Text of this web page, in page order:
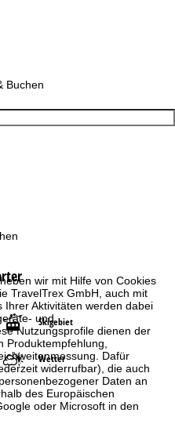
wir mit Hilfe von Cookies
TravelTrex GmbH, auch mit
Ihrer Aktivitäten werden dabei
und
Nutzungsprofile dienen der
Produktempfehlung,
Dafür
widerrufbar), die auch
Daten an
des Europäischen
oder Microsoft in den
Buchen
Skigebiet
Wetter